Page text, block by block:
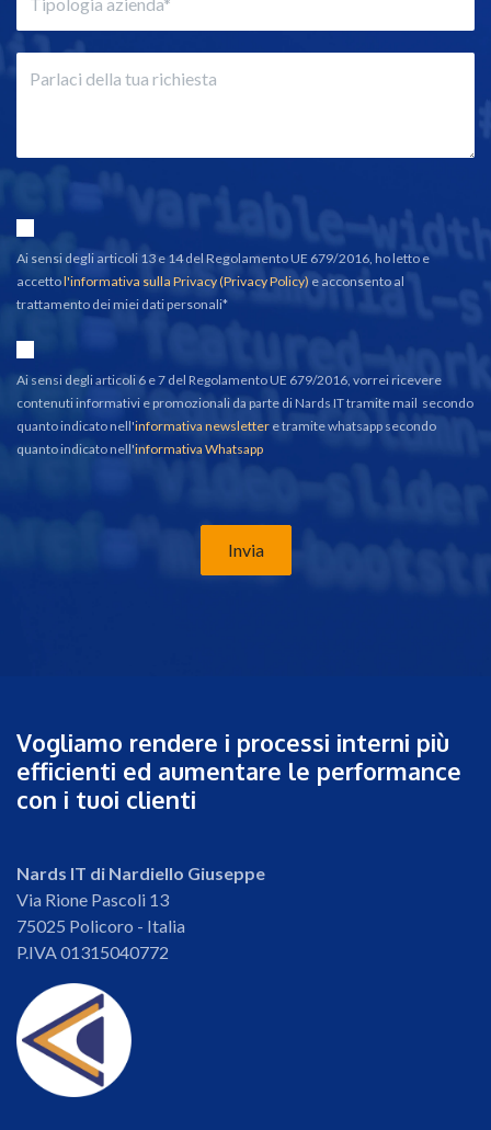
Ai sensi degli articoli 13 e 14 del Regolamento UE 679/2016, ho letto e
accettol'informativa sulla Privacy (Privacy Policy) e acconsento al
trattamento dei miei dati personali*
Ai sensi degli articoli 6 e 7 del Regolamento UE 679/2016, vorrei ricevere
contenuti informativi e promozionali da parte di Nards IT tramite mail secondo
quanto indicato nell'informativa newsletter e tramite whatsapp secondo
quanto indicato nell'informativa Whatsapp
Invia
Vogliamo rendere i processi interni più
efficienti ed aumentare le performance
con i tuoi clienti
Nards IT di Nardiello Giuseppe
Via Rione Pascoli 13
75025 Policoro - Italia
P.IVA 01315040772